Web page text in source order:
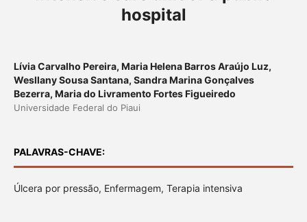
hospital
Lívia Carvalho Pereira, Maria Helena Barros Araújo Luz,
Wesllany Sousa Santana, Sandra Marina Gonçalves
Bezerra, Maria do Livramento Fortes Figueiredo
Universidade Federal do Piaui
PALAVRAS-CHAVE:
Úlcera por pressão, Enfermagem, Terapia intensiva